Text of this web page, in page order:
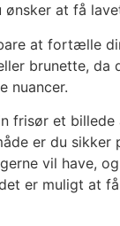
at få
at fortælle
brunette, da
nuancer.
frisør et billede
er du
vil have,
er muligt at